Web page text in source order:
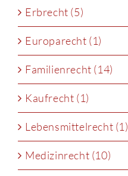
Erbrecht (5)
Europarecht (1)
Familienrecht (14)
Kaufrecht (1)
Lebensmittelrecht (1)
Medizinrecht (10)